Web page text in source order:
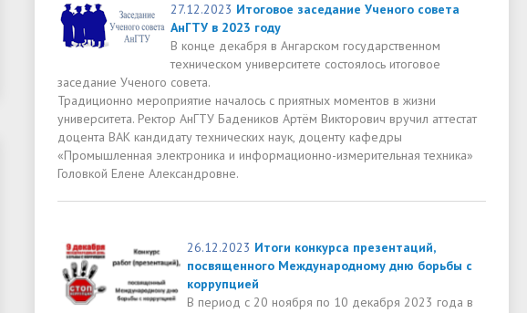
27.12.2023 Итоговое заседание Ученого совета
АнГТУ в 2023 году
В конце декабря в Ангарском государственном
техническом университете состоялось итоговое
заседание Ученого совета.
Традиционно мероприятие началось с приятных моментов в жизни
университета. Ректор АнГТУ Бадеников Артём Викторович вручил аттестат
доцента ВАК кандидату технических наук, доценту кафедры
«Промышленная электроника и информационно-измерительная техника»
Головкой Елене Александровне.
26.12.2023 Итоги конкурса презентаций,
посвященного Международному дню борьбы с
коррупцией
В период с 20 ноября по 10 декабря 2023 года в